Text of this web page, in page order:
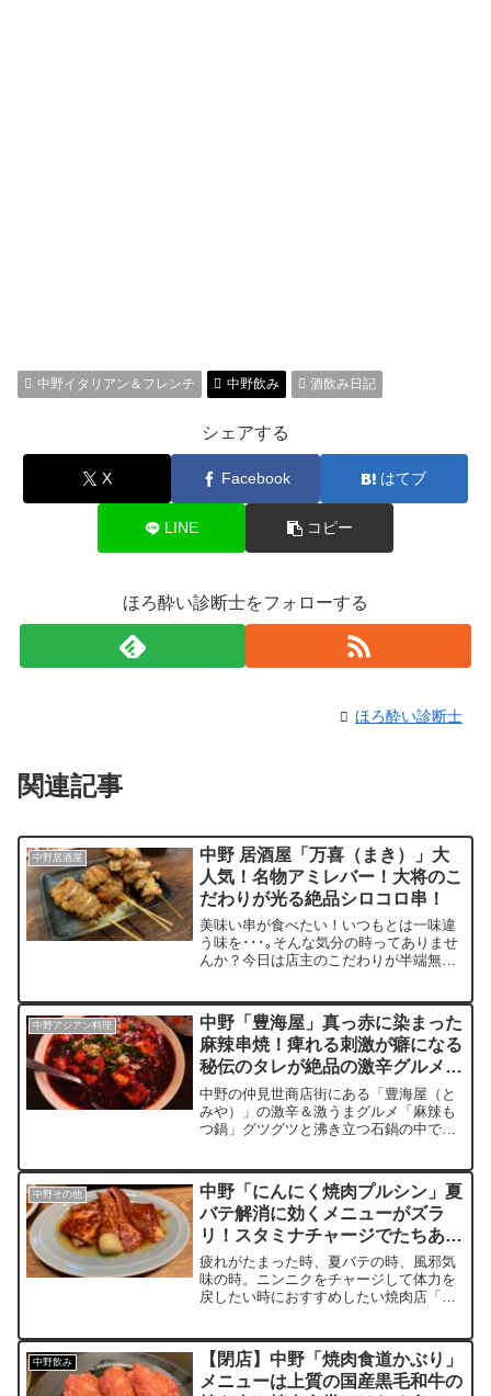
中野イタリアン＆フレンチ 中野飲み 酒飲み日記
シェアする
X Facebook はてブ
LINE コピー
ほろ酔い診断士をフォローする
ほろ酔い診断士
関連記事
中野居酒屋
中野 居酒屋「万喜（まき）」大
人気！名物アミレバー！大将のこ
だわりが光る絶品シロコロ串！
美味い串が食べたい！いつもとは一味違
う味を･･･｡そんな気分の時ってありませ
んか？今日は店主のこだわりが半端無い
バーはもちろん、他では食べたことが無
いとろけるシロコロ。さらにカリカリに
揚げられた巨大皮串！新たな出会いがた
くさん待ち受けているお店へGO！
中野アジアン料理
中野「豊海屋」真っ赤に染まった
麻辣串焼！痺れる刺激が癖になる
秘伝のタレが絶品の激辛グルメと
みや
中野の仲見世商店街にある「豊海屋（と
みや）」の激辛＆激うまグルメ「麻辣も
つ鍋」グツグツと沸き立つ石鍋の中で真
ば弾ける旨味と程よい辛みが絶妙のバラ
ンス。辛さは１～１０まで選べるので強
者には是非とも様々な辛さに挑戦してい
ただきたい。
中野その他
中野「にんにく焼肉プルシン」夏
バテ解消に効くメニューがズラ
リ！スタミナチャージでたちあが
れニッポン！
疲れがたまった時、夏バテの時、風邪気
味の時。ニンニクをチャージして体力を
戻したい時におすすめしたい焼肉店「に
肉店です。カウンター完備で一人焼肉も
気兼ねなくいただけるプルシンは令和の
時代に無くてはならないお店の一つ。た
中野飲み
【閉店】中野「焼肉食道かぶり」
メニューは上質の国産黒毛和牛の